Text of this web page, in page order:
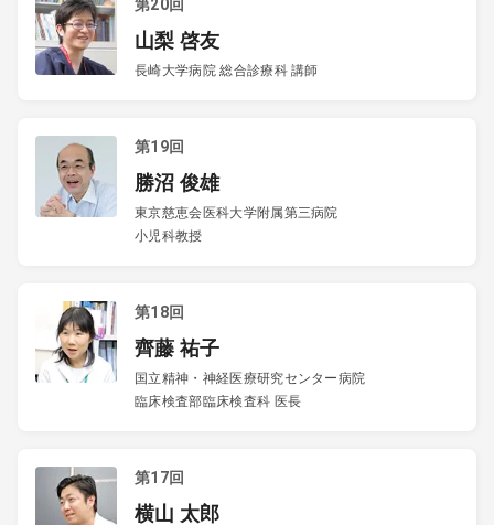
第20回
山梨 啓友
長崎大学病院 総合診療科 講師
第19回
勝沼 俊雄
東京慈恵会医科大学附属第三病院
小児科教授
第18回
齊藤 祐子
国立精神・神経医療研究センター病院
臨床検査部臨床検査科 医長
第17回
横山 太郎